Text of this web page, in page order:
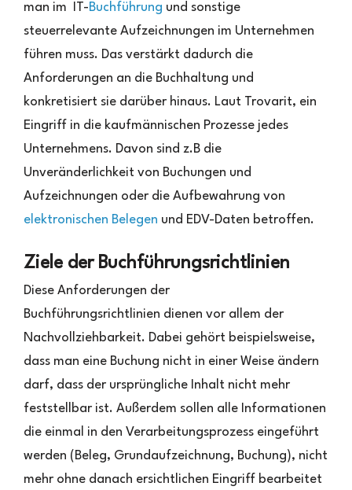
man im IT-Buchführung und sonstige
steuerrelevante Aufzeichnungen im Unternehmen
führen muss. Das verstärkt dadurch die
Anforderungen an die Buchhaltung und
konkretisiert sie darüber hinaus. Laut Trovarit, ein
Eingriff in die kaufmännischen Prozesse jedes
Unternehmens. Davon sind z.B die
Unveränderlichkeit von Buchungen und
Aufzeichnungen oder die Aufbewahrung von
elektronischen Belegen und EDV-Daten betroffen.
Ziele der Buchführungsrichtlinien
Diese Anforderungen der
Buchführungsrichtlinien dienen vor allem der
Nachvollziehbarkeit. Dabei gehört beispielsweise,
dass man eine Buchung nicht in einer Weise ändern
darf, dass der ursprüngliche Inhalt nicht mehr
feststellbar ist. Außerdem sollen alle Informationen
die einmal in den Verarbeitungsprozess eingeführt
werden (Beleg, Grundaufzeichnung, Buchung), nicht
mehr ohne danach ersichtlichen Eingriff bearbeitet